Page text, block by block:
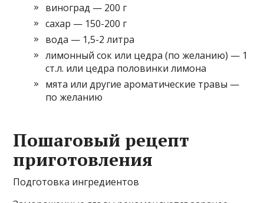
виноград — 200 г
сахар — 150-200 г
вода — 1,5-2 литра
лимонный сок или цедра (по желанию) — 1
ст.л. или цедра половинки лимона
мята или другие ароматические травы —
по желанию
Пошаговый рецепт
приготовления
Подготовка ингредиентов